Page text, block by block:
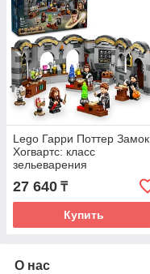
Lego Гарри Поттер Замок
Хогвартс: класс
зельеварения
27 640 ₸
Купить
О нас